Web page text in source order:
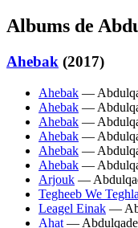
Albums de
Ahebak (2017)
Ahebak —
Ahebak —
Ahebak —
Ahebak —
Ahebak —
Ahebak —
Arjouk —
Tegheeb We Teghla
Leagel Einak —
Ahat —